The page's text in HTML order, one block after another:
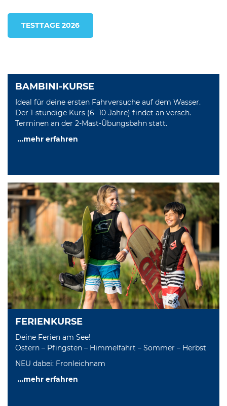
TESTTAGE 2026
BAMBINI-KURSE
Ideal für deine ersten Fahrversuche auf dem Wasser.
Der 1-stündige Kurs (6- 10-Jahre) findet an versch.
Terminen an der 2-Mast-Übungsbahn statt.
…mehr erfahren
FERIENKURSE
Deine Ferien am See!
Ostern – Pfingsten – Himmelfahrt – Sommer – Herbst
NEU dabei: Fronleichnam
…mehr erfahren